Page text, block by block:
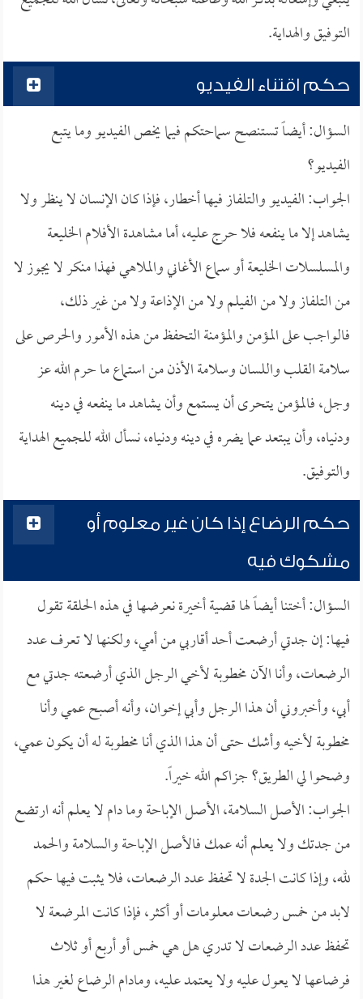
التوفيق والهداية.
حكم اقتناء الفيديو
السؤال: أيضاً تستنصح سماحتكم فيما يخص الفيديو وما يتبع
الفيديو؟
الجواب: الفيديو والتلفاز فيها أخطار، فإذا كان الإنسان لا ينظر ولا
يشاهد إلا ما ينفعه فلا حرج عليه، أما مشاهدة الأفلام الخليعة
والمسلسلات الخليعة أو سماع الأغاني والملاهي فهذا منكر لا يجوز لا
من التلفاز ولا من الفيلم ولا من الإذاعة ولا من غير ذلك،
فالواجب على المؤمن والمؤمنة التحفظ من هذه الأمور والحرص على
سلامة القلب واللسان وسلامة الأذن من استماع ما حرم الله عز
وجل، فالمؤمن يتحرى أن يستمع وأن يشاهد ما ينفعه في دينه
ودنياه، وأن يبتعد عما يضره في دينه ودنياه، نسأل الله للجميع الهداية
والتوفيق.
حكم الرضاع إذا كان غير معلوم أو
مشكوك فيه
السؤال: أختنا أيضاً لها قضية أخيرة نعرضها في هذه الحلقة تقول
فيها: إن جدتي أرضعت أحد أقاربي من أمي، ولكنها لا تعرف عدد
الرضعات، وأنا الآن مخطوبة لأخي الرجل الذي أرضعته جدتي مع
أبي، وأخبروني أن هذا الرجل وأبي إخوان، وأنه أصبح عمي وأنا
مخطوبة لأخيه وأشك حتى أن هذا الذي أنا مخطوبة له أن يكون عمي،
وضحوا لي الطريق؟ جزاكم الله خيراً.
الجواب: الأصل السلامة، الأصل الإباحة وما دام لا يعلم أنه ارتضع
من جدتك ولا يعلم أنه عمك فالأصل الإباحة والسلامة والحمد
لله، وإذا كانت الجدة لا تحفظ عدد الرضعات، فلا يثبت فيها حكم
لابد من خمس رضعات معلومات أو أكثر، فإذا كانت المرضعة لا
تحفظ عدد الرضعات لا تدري هل هي خمس أو أربع أو ثلاث
فرضاعها لا يعول عليه ولا يعتمد عليه، ومادام الرضاع لغير هذا